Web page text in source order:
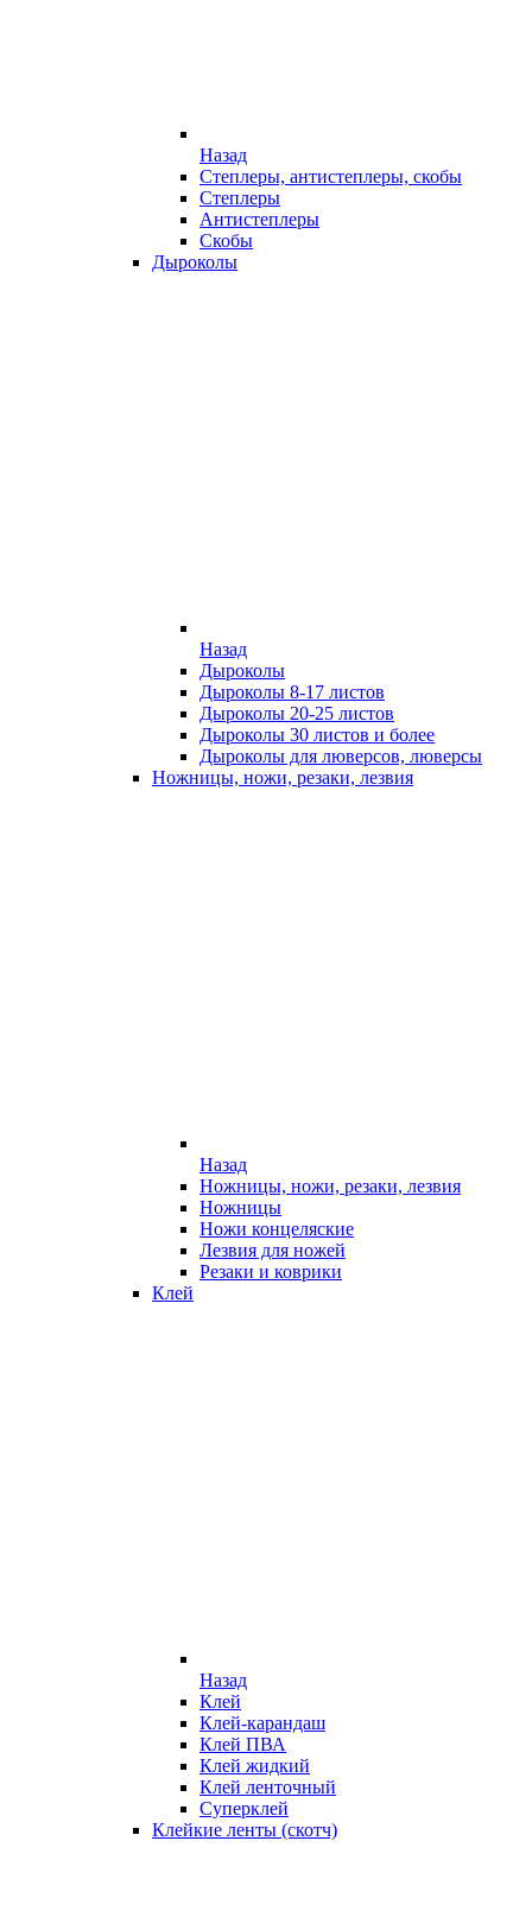
Назад
Степлеры, антистеплеры, скобы
Степлеры
Антистеплеры
Скобы
Дыроколы
Назад
Дыроколы
Дыроколы 8-17 листов
Дыроколы 20-25 листов
Дыроколы 30 листов и более
Дыроколы для люверсов, люверсы
Ножницы, ножи, резаки, лезвия
Назад
Ножницы, ножи, резаки, лезвия
Ножницы
Ножи концеляские
Лезвия для ножей
Резаки и коврики
Клей
Назад
Клей
Клей-карандаш
Клей ПВА
Клей жидкий
Клей ленточный
Суперклей
Клейкие ленты (скотч)